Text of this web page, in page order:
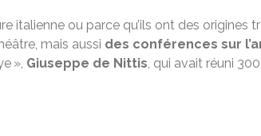
ou parce qu’ils ont des origines
mais aussi des conférences sur
», Giuseppe de Nittis, qui avait réuni